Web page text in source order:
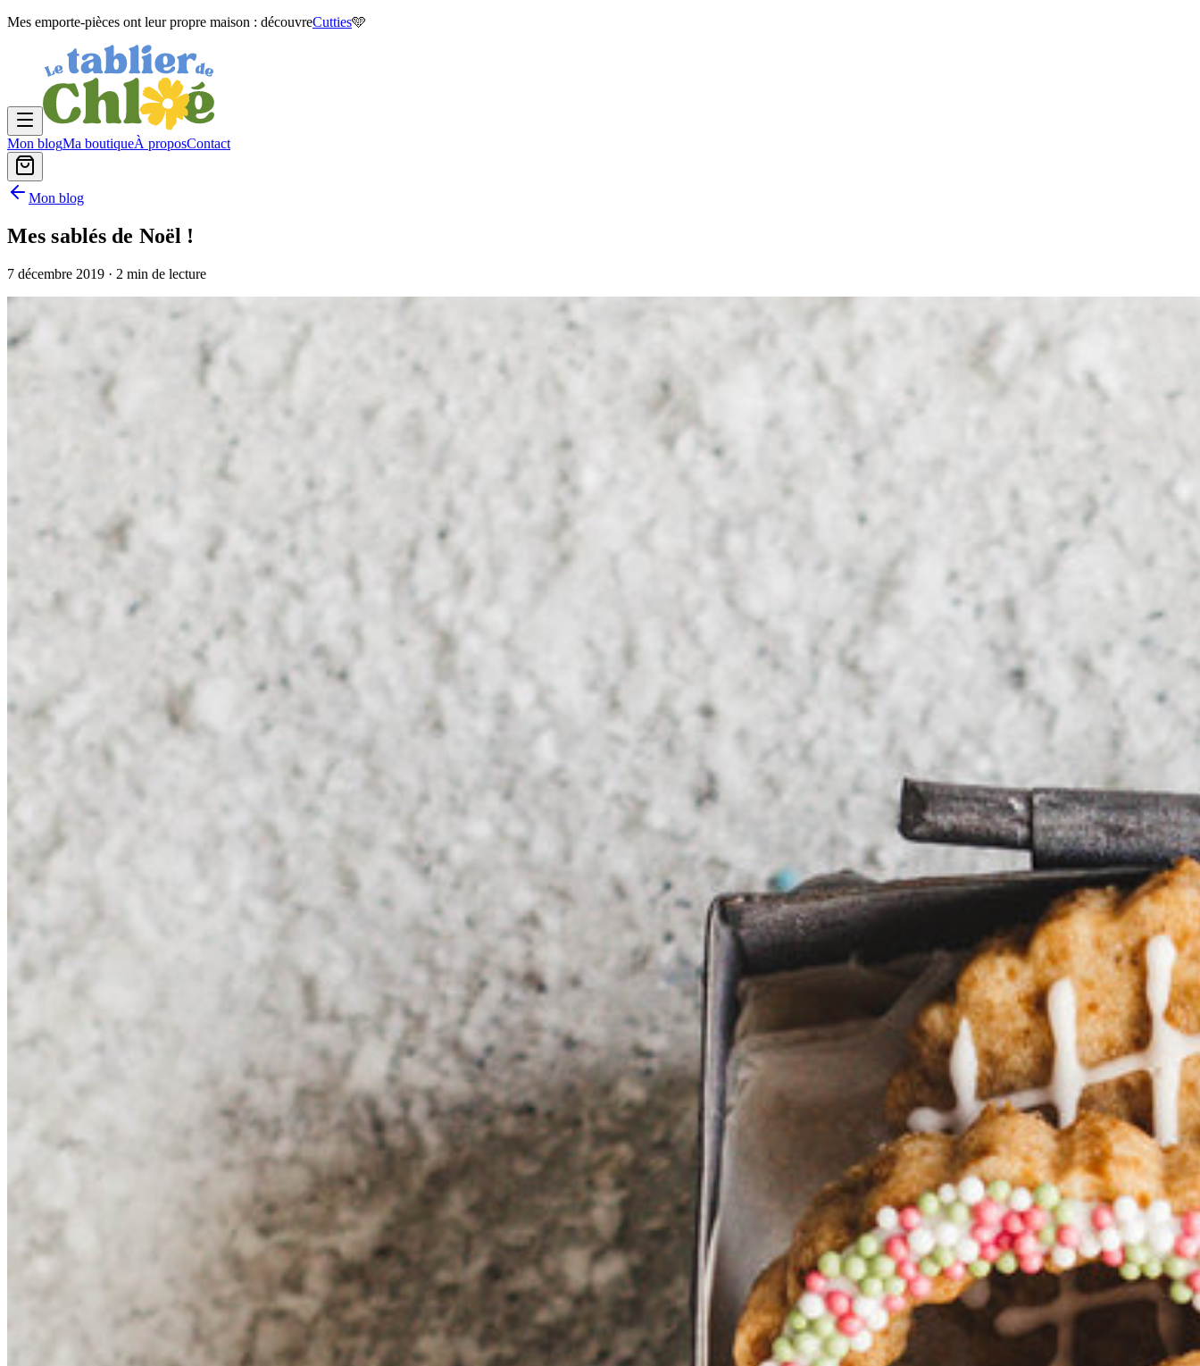
Mes emporte-pièces ont leur propre maison : découvreCutties🩵
Mon blogMa boutiqueÀ proposContact
Mon blog
Mes sablés de Noël !
7 décembre 2019 · 2 min de lecture